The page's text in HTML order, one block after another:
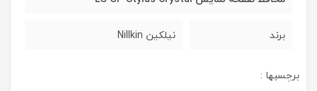
برند نیلکین Nillkin
برچسبها :